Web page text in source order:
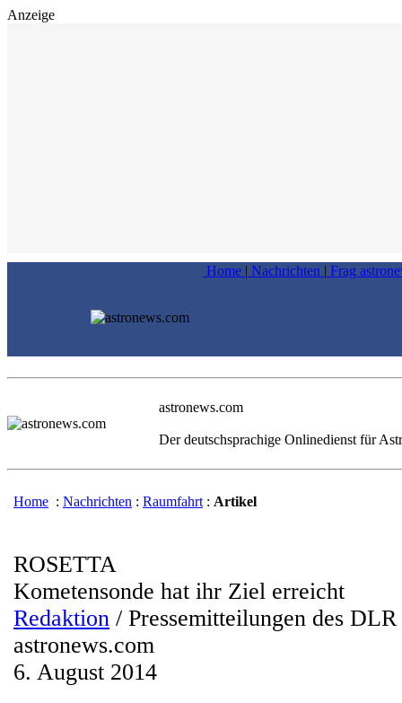
Anzeige
Home | Nachrichten | Frag
astronews.com
Der deutschsprachige Onlinedienst für
Home : Nachrichten : Raumfahrt : Artikel
ROSETTA
Kometensonde hat ihr Ziel erreicht
Redaktion / Pressemitteilungen des DLR
astronews.com
6. August 2014